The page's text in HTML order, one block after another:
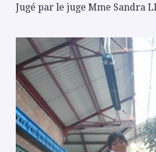
Jugé par le juge Mme Sandra